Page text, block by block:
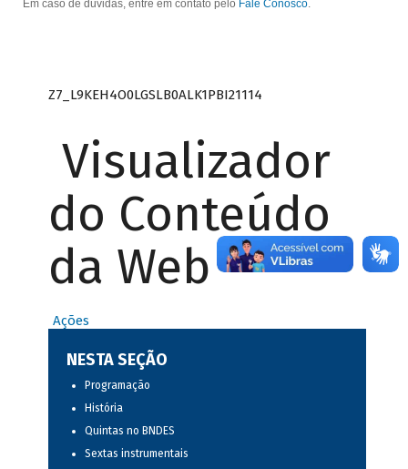
Em caso de dúvidas, entre em contato pelo Fale Conosco.
Z7_L9KEH4O0LGSLB0ALK1PBI21114
Visualizador
do Conteúdo
da Web
Ações
NESTA SEÇÃO
Programação
História
Quintas no BNDES
Sextas instrumentais